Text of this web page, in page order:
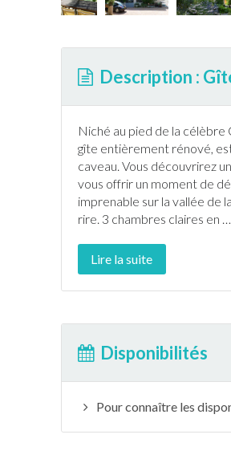
Description :
Niché au pied de la célèbre
gîte entièrement rénové,
caveau. Vous découvrirez
vous offrir un moment de
imprenable sur la vallée de
rire. 3 chambres claires en …
Lire la suite
Disponibilités
Pour connaître les